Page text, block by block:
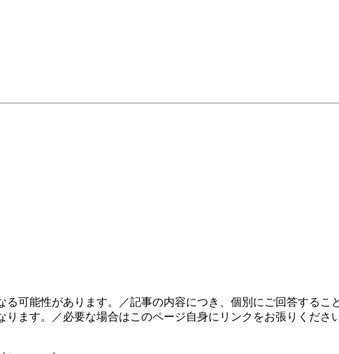
可能性があります。／記事の内容につき、個別にご回答する
ます。／必要な場合はこのページ自身にリンクをお張りくださ